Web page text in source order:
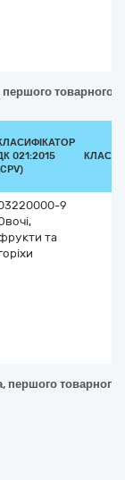
першого
021:2015
9
та
першого товарного